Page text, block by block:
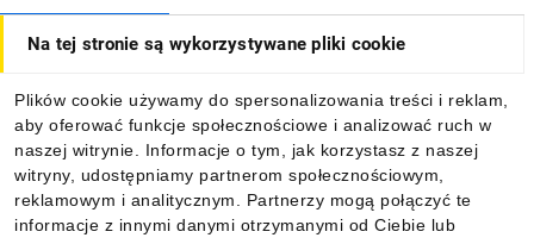
Na tej stronie są wykorzystywane pliki cookie
Plików cookie używamy do spersonalizowania treści i reklam,
aby oferować funkcje społecznościowe i analizować ruch w
naszej witrynie. Informacje o tym, jak korzystasz z naszej
witryny, udostępniamy partnerom społecznościowym,
reklamowym i analitycznym. Partnerzy mogą połączyć te
informacje z innymi danymi otrzymanymi od Ciebie lub
Informacje
Pobierz naszą aplikację mobilną: